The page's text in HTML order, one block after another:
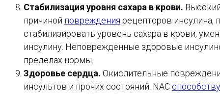
Стабилизация уровня сахара в крови.
причиной повреждения рецепторов инсулина,
стабилизировать уровень сахара в крови,
инсулину. Неповрежденные здоровые
пределах нормы.
Здоровье сердца. Окислительные
инсультов и прочих состояний. NAC